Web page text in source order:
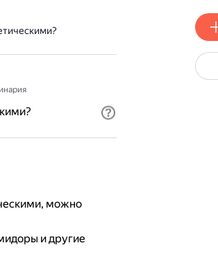
можно
и другие